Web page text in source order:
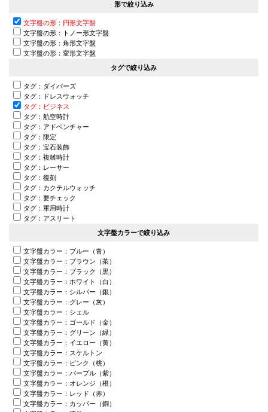
形で絞り込み
文字盤の形：円形文字盤
文字盤の形：トノー形文字盤
文字盤の形：角形文字盤
文字盤の形：変形文字盤
タグで絞り込み
タグ：ダイバーズ
タグ：ドレスウォッチ
タグ：ビジネス
タグ：航空時計
タグ：アドベンチャー
タグ：限定
タグ：宝石装飾
タグ：複雑時計
タグ：レーサー
タグ：復刻
タグ：カクテルウォッチ
タグ：要チェック
タグ：軍用時計
タグ：アスリート
文字盤カラーで絞り込み
文字盤カラー：ブルー（青）
文字盤カラー：ブラウン（茶）
文字盤カラー：ブラック（黒）
文字盤カラー：ホワイト（白）
文字盤カラー：シルバー（銀）
文字盤カラー：グレー（灰）
文字盤カラー：シェル
文字盤カラー：ゴールド（金）
文字盤カラー：グリーン（緑）
文字盤カラー：イエロー（黄）
文字盤カラー：スケルトン
文字盤カラー：ピンク（桃）
文字盤カラー：パープル（紫）
文字盤カラー：オレンジ（橙）
文字盤カラー：レッド（赤）
文字盤カラー：カッパー（銅）